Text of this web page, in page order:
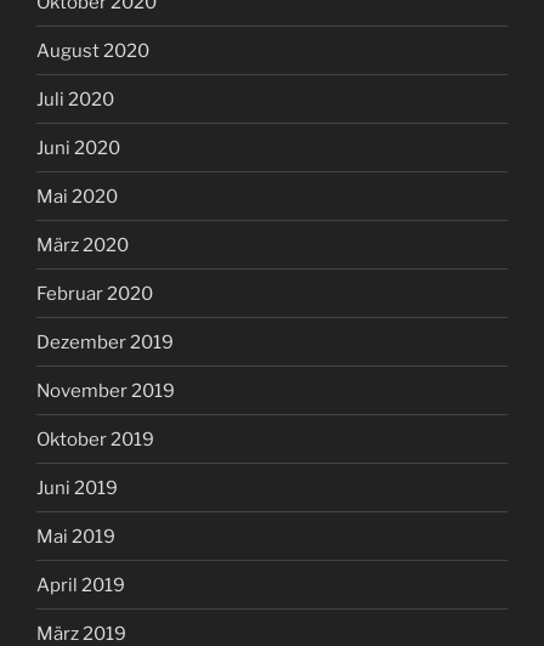
August 2020
Juli 2020
Juni 2020
Mai 2020
März 2020
Februar 2020
Dezember 2019
November 2019
Oktober 2019
Juni 2019
Mai 2019
April 2019
März 2019